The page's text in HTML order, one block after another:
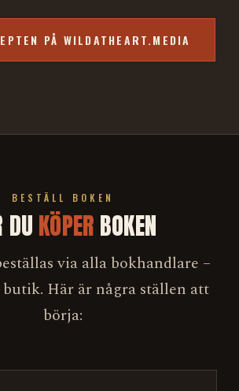
PÅ WILDATHEART.MEDIA
BESTÄLL BOKEN
DU KÖPER BOKEN
via alla bokhandlare –
Här är några ställen att
börja: